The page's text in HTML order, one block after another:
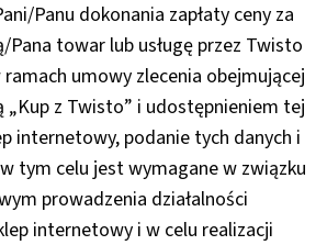
Panu dokonania zapłaty ceny za
Pana towar lub usługę przez Twisto
ramach umowy zlecenia obejmującej
„Kup z Twisto” i udostępnieniem tej
internetowy, podanie tych danych i
tym celu jest wymagane w związku
prowadzenia działalności
internetowy i w celu realizacji